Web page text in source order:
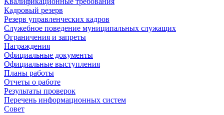
Кадровый резерв
Резерв управленческих кадров
Служебное поведение муниципальных служащих
Ограничения и запреты
Награждения
Официальные документы
Официальные выступления
Планы работы
Отчеты о работе
Результаты проверок
Перечень информационных систем
Совет